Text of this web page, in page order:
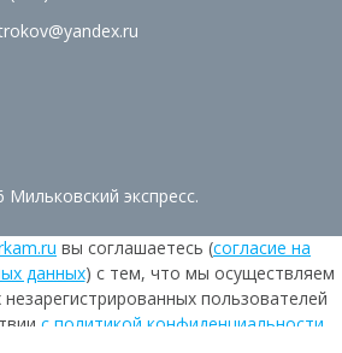
экспресс.
вы соглашаетесь (согласие на
данных) с тем, что мы осуществляем
пользователей
с политикой конфиденциальности